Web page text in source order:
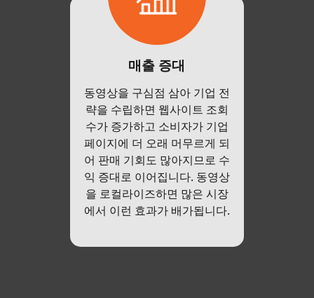
매출 증대
동영상을 구심점 삼아 기업 전
략을 수립하면 웹사이트 조회
수가 증가하고 소비자가 기업
페이지에 더 오래 머무르게 되
어 판매 기회도 많아지므로 수
익 증대로 이어집니다. 동영상
을 로컬라이즈하면 많은 시장
에서 이런 효과가 배가됩니다.